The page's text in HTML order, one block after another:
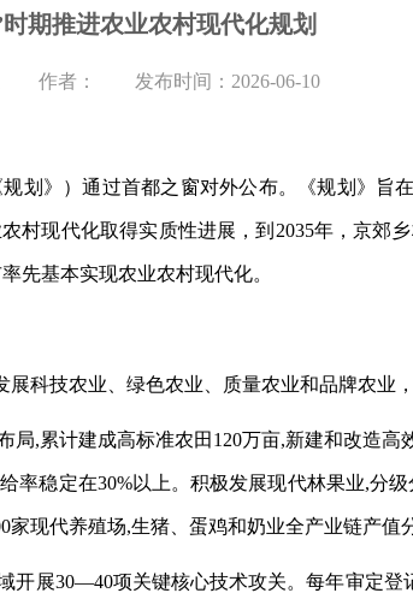
期推进农业农村现代化规划
作者： 发布时间：2026-06-10
划》）通过首都之窗对外公布。《规划》旨
村现代化取得实质性进展，到2035年，京郊
先基本实现农业农村现代化。
科技农业、绿色农业、质量农业和品牌农业
局,累计建成高标准农田120万亩,新建和改造
率稳定在30%以上。积极发展现代林果业,分
现代养殖场,生猪、蛋鸡和奶业全产业链产值
开展30—40项关键核心技术攻关。每年审定登